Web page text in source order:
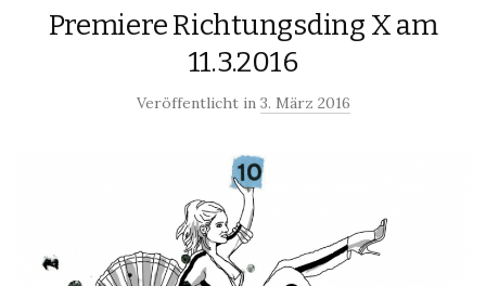
Inhalt
Premiere Richtungsding X am
11.3.2016
Veröffentlicht in 3. März 2016